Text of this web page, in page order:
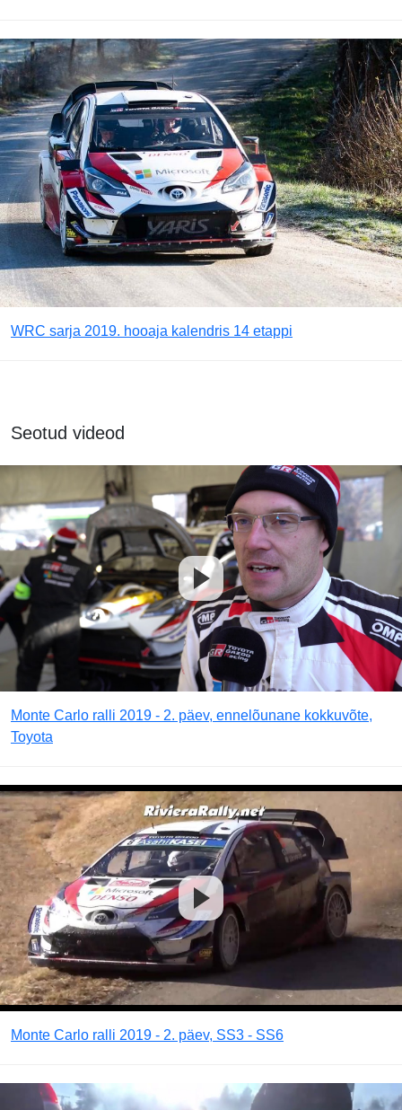
WRC sarja 2019. hooaja kalendris 14 etappi
Seotud videod
Monte Carlo ralli 2019 - 2. päev, ennelõunane kokkuvõte,
Toyota
Monte Carlo ralli 2019 - 2. päev, SS3 - SS6